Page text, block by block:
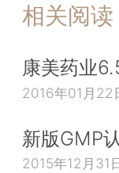
相关阅读
康美药业
2016年01月22
新版GMP
2015年12月31